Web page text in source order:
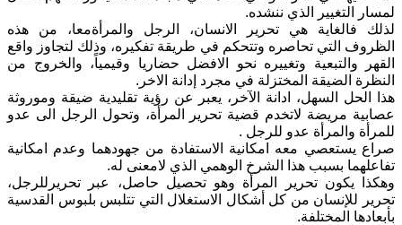
لمسار التغيير الذي ننشده.
لذلك فالغاية هي تحرير الانسان، الرجل والمرأةمعا، من هذه
الظروف التي تحاصره وتتحكم في طريقة تفكيره، وذلك لتجاوز واقع
القهر والتبعية وتغييره نحو الافضل حضاريا وقيمياً، والخروج من
النظرة الضيقة المختزلة في مجرد إدانة الاخر.
هذا الحل السهل، ادانة الآخر، يعبر عن رؤية تقليدية ضيقة وموروثة
عصابية مريضة لاتخدم قضية تحرير المرأة، وتحول الرجل الى عدو
للمرأة والمرأة عدو للرجل .
صراع يستعصي معه امكانية الاستفادة من جهودهما وعدم امكانية
تفاعلهما بسبب هذا الشرخ الوهمي الذي لامعنى له.
وهكذا يكون تحرير المرأة وهو تحصيل حاصل، عبر تحريرللرجل،
تحرير للإنسان من كل أشكال الاستغلال التي تتلبس بلبوس القدسية
بأبعادها المختلفة.